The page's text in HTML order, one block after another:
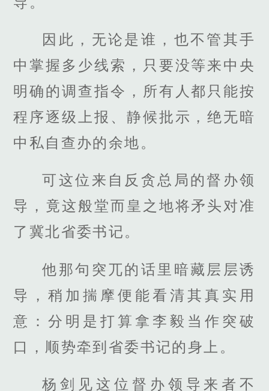
因此，无论是谁，也不管其手
中掌握多少线索，只要没等来中央
明确的调查指令，所有人都只能按
程序逐级上报、静候批示，绝无暗
中私自查办的余地。
可这位来自反贪总局的督办领
导，竟这般堂而皇之地将矛头对准
了冀北省委书记。
他那句突兀的话里暗藏层层诱
导，稍加揣摩便能看清其真实用
意：分明是打算拿李毅当作突破
口，顺势牵到省委书记的身上。
杨剑见这位督办领导来者不